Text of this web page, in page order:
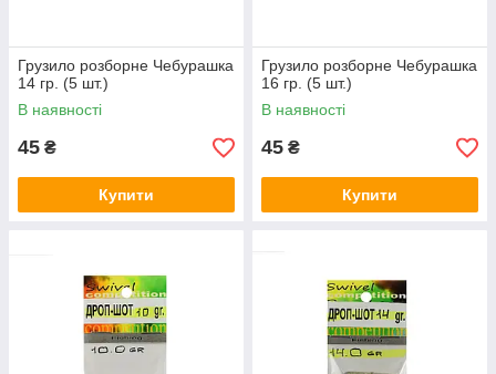
Грузило розборне Чебурашка
14 гр. (5 шт.)
В наявності
45 ₴
Купити
Грузило розборне Чебурашка
16 гр. (5 шт.)
В наявності
45 ₴
Купити